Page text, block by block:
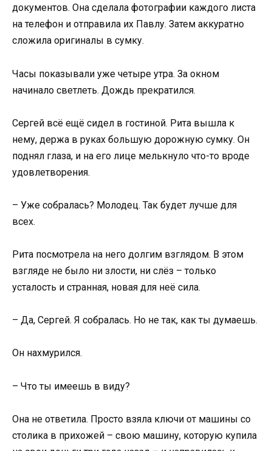
документов. Она сделала фотографии каждого листа
на телефон и отправила их Павлу. Затем аккуратно
сложила оригиналы в сумку.
Часы показывали уже четыре утра. За окном
начинало светлеть. Дождь прекратился.
Сергей всё ещё сидел в гостиной. Рита вышла к
нему, держа в руках большую дорожную сумку. Он
поднял глаза, и на его лице мелькнуло что-то вроде
удовлетворения.
– Уже собралась? Молодец. Так будет лучше для
всех.
Рита посмотрела на него долгим взглядом. В этом
взгляде не было ни злости, ни слёз – только
усталость и странная, новая для неё сила.
– Да, Сергей. Я собралась. Но не так, как ты думаешь.
Он нахмурился.
– Что ты имеешь в виду?
Она не ответила. Просто взяла ключи от машины со
столика в прихожей – свою машину, которую купила